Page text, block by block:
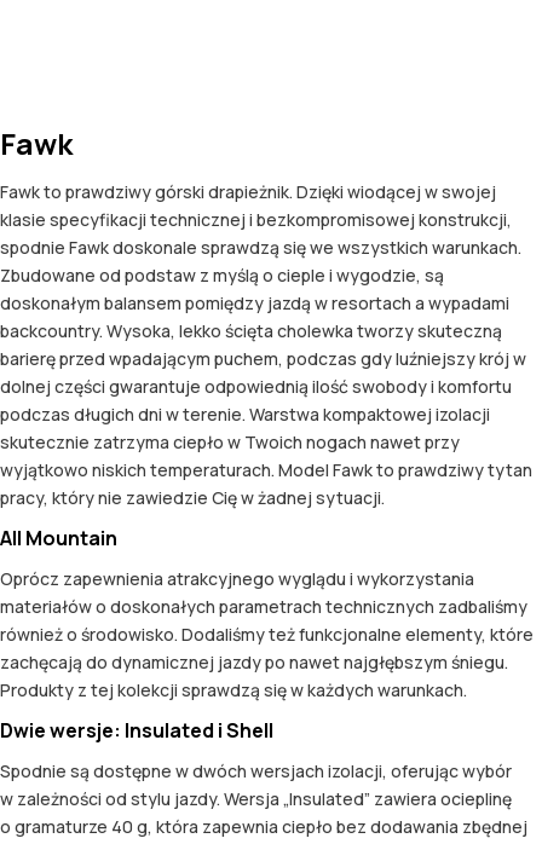
Fawk
Fawk to prawdziwy górski drapieżnik. Dzięki wiodącej w swojej
klasie specyfikacji technicznej i bezkompromisowej konstrukcji,
spodnie Fawk doskonale sprawdzą się we wszystkich warunkach.
Zbudowane od podstaw z myślą o cieple i wygodzie, są
doskonałym balansem pomiędzy jazdą w resortach a wypadami
backcountry. Wysoka, lekko ścięta cholewka tworzy skuteczną
barierę przed wpadającym puchem, podczas gdy luźniejszy krój w
dolnej części gwarantuje odpowiednią ilość swobody i komfortu
podczas długich dni w terenie. Warstwa kompaktowej izolacji
skutecznie zatrzyma ciepło w Twoich nogach nawet przy
wyjątkowo niskich temperaturach. Model Fawk to prawdziwy tytan
pracy, który nie zawiedzie Cię w żadnej sytuacji.
All Mountain
Oprócz zapewnienia atrakcyjnego wyglądu i wykorzystania
materiałów o doskonałych parametrach technicznych zadbaliśmy
również o środowisko. Dodaliśmy też funkcjonalne elementy, które
zachęcają do dynamicznej jazdy po nawet najgłębszym śniegu.
Produkty z tej kolekcji sprawdzą się w każdych warunkach.
Dwie wersje: Insulated i Shell
Spodnie są dostępne w dwóch wersjach izolacji, oferując wybór
w zależności od stylu jazdy. Wersja „Insulated” zawiera ocieplinę
o gramaturze 40 g, która zapewnia ciepło bez dodawania zbędnej